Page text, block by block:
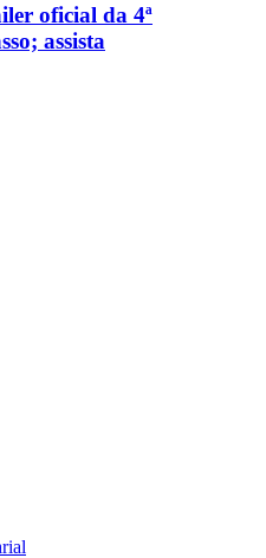
oficial da 4ª
assista